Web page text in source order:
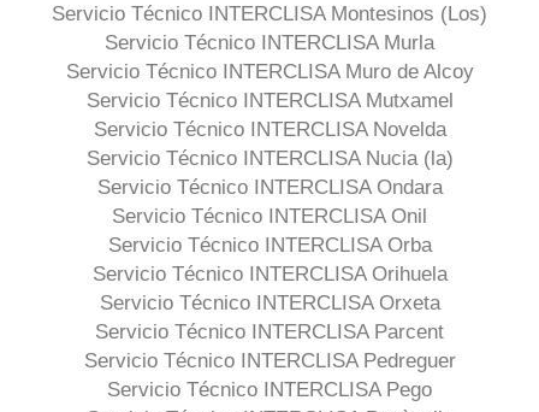
Servicio Técnico INTERCLISA Montesinos (Los)
Servicio Técnico INTERCLISA Murla
Servicio Técnico INTERCLISA Muro de Alcoy
Servicio Técnico INTERCLISA Mutxamel
Servicio Técnico INTERCLISA Novelda
Servicio Técnico INTERCLISA Nucia (la)
Servicio Técnico INTERCLISA Ondara
Servicio Técnico INTERCLISA Onil
Servicio Técnico INTERCLISA Orba
Servicio Técnico INTERCLISA Orihuela
Servicio Técnico INTERCLISA Orxeta
Servicio Técnico INTERCLISA Parcent
Servicio Técnico INTERCLISA Pedreguer
Servicio Técnico INTERCLISA Pego